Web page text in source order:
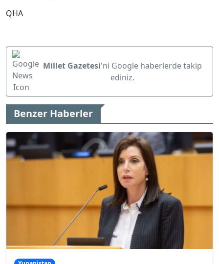
QHA
Millet Gazetesi'ni Google haberlerde takip
ediniz.
Benzer Haberler